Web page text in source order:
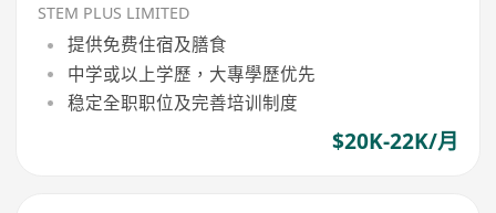
STEM PLUS LIMITED
提供免费住宿及膳食
中学或以上学歷，大專學歷优先
稳定全职职位及完善培训制度
$20K-22K/月